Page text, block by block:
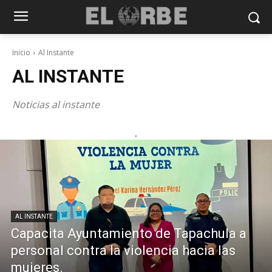
Inicio Al Instante
AL INSTANTE
Noticias al instante
.
AL INSTANTE
Capacita Ayuntamiento de Tapachula a
personal contra la violencia hacia las
mujeres.